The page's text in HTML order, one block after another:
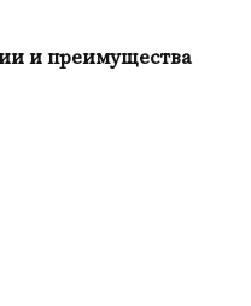
и преимущества